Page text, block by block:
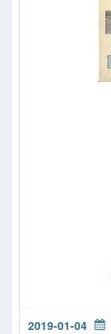
2019-01-04